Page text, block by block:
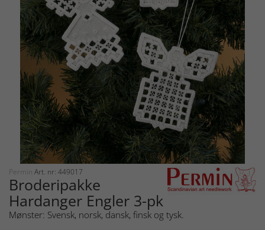
Permin Art. nr: 449017
Broderipakke
Hardanger Engler 3-pk
Mønster: Svensk, norsk, dansk, finsk og tysk.